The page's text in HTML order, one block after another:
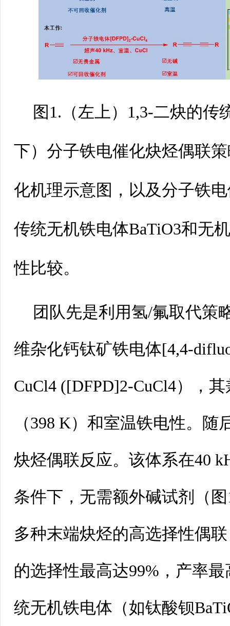
图1.（左上）1,3-二炔的传
下）分子铁电催化炔烃偶联
化机理示意图，以及分子铁
传统无机铁电体BaTiO3和无
性比较。
团队先是利用氢/氟取代策
维杂化钙钛矿铁电体[4,4-
CuCl4([DFPD]2-CuCl4），
（398K）和室温铁电性。随
炔烃偶联反应。该体系在
条件下，无需额外碱试剂（
多种末端炔烃的高选择性偶
的选择性最高达99%，产率
统无机铁电体（如钛酸钡